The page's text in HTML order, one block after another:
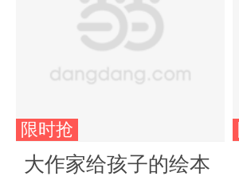
限时抢
大作家给孩子的绘本